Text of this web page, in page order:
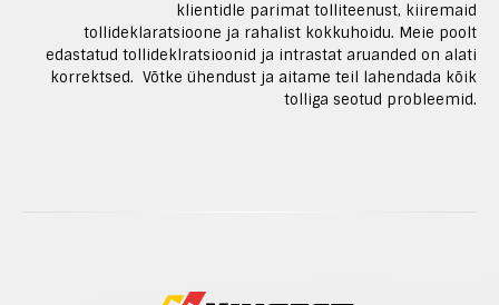
klientidle parimat tolliteenust, kiiremaid
tollideklaratsioone ja rahalist kokkuhoidu. Meie poolt
edastatud tollideklratsioonid ja intrastat aruanded on alati
korrektsed. Võtke ühendust ja aitame teil lahendada kõik
tolliga seotud probleemid.